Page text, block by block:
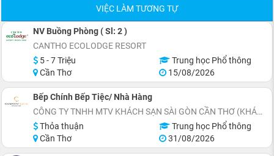
VIỆC LÀM TƯƠNG TỰ
NV Buồng Phòng ( Sl: 2 )
CANTHO ECOLODGE RESORT
5 - 7 Triệu
Trung học Phổ thông
Cần Thơ
15/08/2026
Bếp Chính Bếp Tiệc/ Nhà Hàng
CÔNG TY TNHH MTV KHÁCH SẠN SÀI GÒN CẦN THƠ (KHÁCH SẠN CHARMANT SUITES)
Thỏa thuận
Trung học Phổ thông
Cần Thơ
31/08/2026